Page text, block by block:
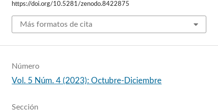
https://doi.org/10.5281/zenodo.8422875
Más formatos de cita
Número
Vol. 5 Núm. 4 (2023): Octubre-Diciembre
Sección